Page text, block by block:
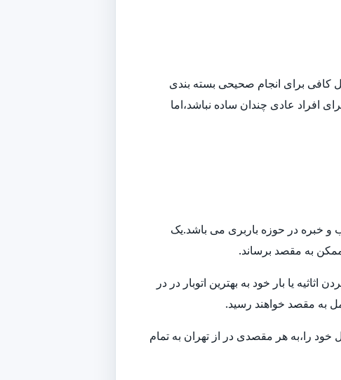
کافی برای انجام صحیحی بسته بندی
افراد عادی چندان ساده نباشد،اما
و خبره در حوزه باربری می باشد.یک
ممکن به مقصد برساند.
یا بار خود به بهترین اتوبار در در
به مقصد خواهند رسید.
را،به هر مقصدی در از تهران به تمام